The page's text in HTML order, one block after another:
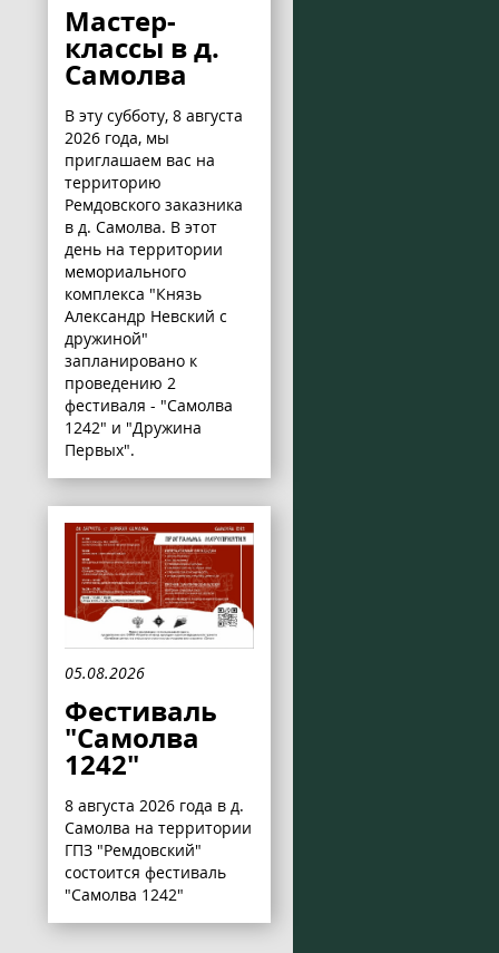
Мастер-
классы в д.
Самолва
В эту субботу, 8 августа
2026 года, мы
приглашаем вас на
территорию
Ремдовского заказника
в д. Самолва. В этот
день на территории
мемориального
комплекса "Князь
Александр Невский с
дружиной"
запланировано к
проведению 2
фестиваля - "Самолва
1242" и "Дружина
Первых".
05.08.2026
Фестиваль
"Самолва
1242"
8 августа 2026 года в д.
Самолва на территории
ГПЗ "Ремдовский"
состоится фестиваль
"Самолва 1242"